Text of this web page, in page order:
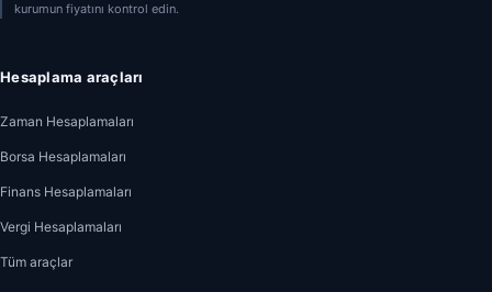
kurumun fiyatını kontrol edin.
Hesaplama araçları
Zaman Hesaplamaları
Borsa Hesaplamaları
Finans Hesaplamaları
Vergi Hesaplamaları
Tüm araçlar